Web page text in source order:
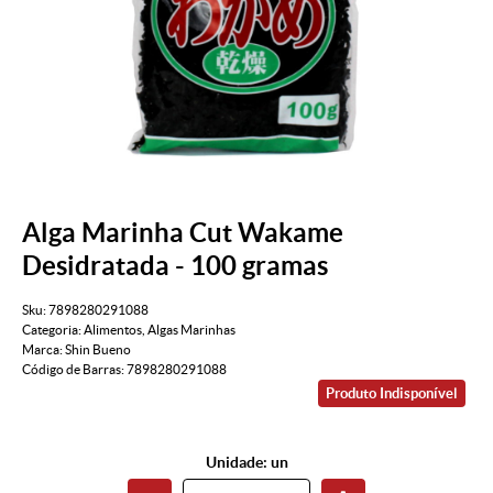
Alga Marinha Cut Wakame
Desidratada - 100 gramas
Sku:7898280291088
Categoria:Alimentos Algas Marinhas
Marca:Shin Bueno
Código de Barras:7898280291088
Produto Indisponível
Unidade: un